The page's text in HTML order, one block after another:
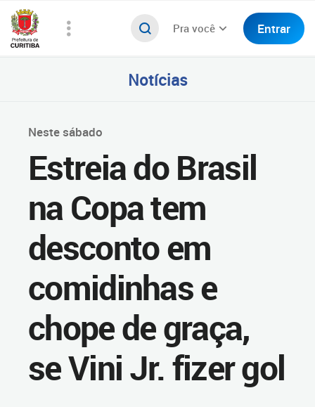
Pra você Entrar
Notícias
Neste sábado
Estreia do Brasil
na Copa tem
desconto em
comidinhas e
chope de graça,
se Vini Jr. fizer gol